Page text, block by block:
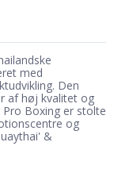
med
Den
af høj kvalitet og
Boxing er stolte
og
&